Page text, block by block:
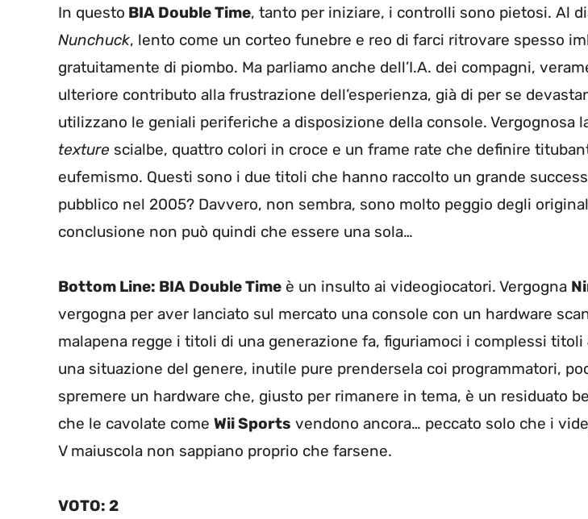
In questo BIA Double Time, tanto per iniziare, i controlli sono pietosi. Al
Nunchuck, lento come un corteo funebre e reo di farci ritrovare spesso
gratuitamente di piombo. Ma parliamo anche dell’I.A. dei compagni,
ulteriore contributo alla frustrazione dell’esperienza, già di per se
utilizzano le geniali periferiche a disposizione della console. Vergognosa
texture scialbe, quattro colori in croce e un frame rate che definire
eufemismo. Questi sono i due titoli che hanno raccolto un grande
pubblico nel 2005? Davvero, non sembra, sono molto peggio degli
conclusione non può quindi che essere una sola…
Bottom Line: BIA Double Time è un insulto ai videogiocatori. Vergogna
vergogna per aver lanciato sul mercato una console con un hardware
malapena regge i titoli di una generazione fa, figuriamoci i complessi titoli
una situazione del genere, inutile pure prendersela coi programmatori,
spremere un hardware che, giusto per rimanere in tema, è un residuato
che le cavolate come Wii Sports vendono ancora… peccato solo che i
V maiuscola non sappiano proprio che farsene.
VOTO: 2